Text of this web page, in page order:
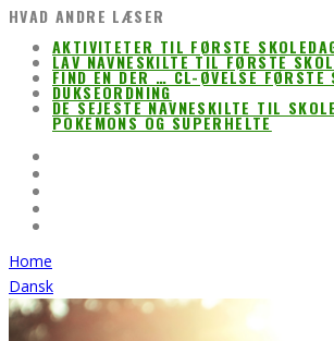
HVAD ANDRE LÆSER
AKTIVITETER TIL FØRSTE
LAV NAVNESKILTE TIL FØRSTE
FIND EN DER … CL-ØVELSE FØRSTE
DUKSEORDNING
DE SEJESTE NAVNESKILTE TIL
POKEMONS OG SUPERHELTE
Home
Dansk